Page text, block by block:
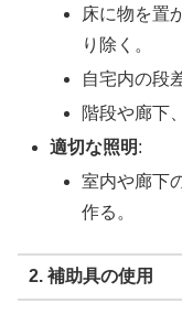
床に物を置
り除く。
自宅内の段
階段や廊下
適切な照明:
室内や廊下
作る。
2. 補助具の使用